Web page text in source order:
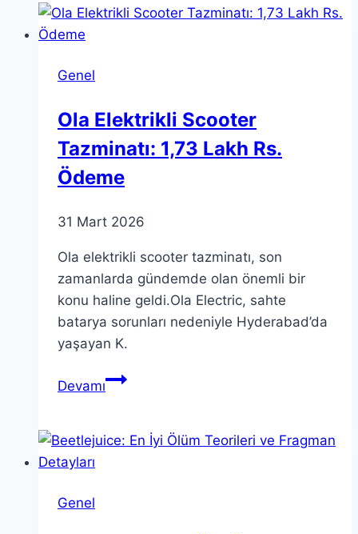
Vergi
Genel
Ola Elektrikli Scooter
Tazminatı: 1,73 Lakh Rs.
Ödeme
31 Mart 2026
Ola elektrikli scooter tazminatı, son
zamanlarda gündemde olan önemli bir
konu haline geldi.Ola Electric, sahte
batarya sorunları nedeniyle Hyderabad’da
yaşayan K.
DevamıOla
Tazminatı:
Genel